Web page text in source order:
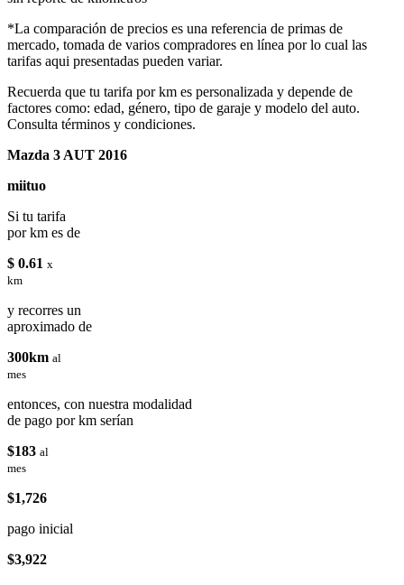
*La comparación de precios es una referencia de primas de
mercado, tomada de varios compradores en línea por lo cual las
tarifas aqui presentadas pueden variar.
Recuerda que tu tarifa por km es personalizada y depende de
factores como: edad, género, tipo de garaje y modelo del auto.
Consulta términos y condiciones.
Mazda 3 AUT 2016
miituo
Si tu tarifa
por km es de
$ 0.61 x
km
y recorres un
aproximado de
300km al
mes
entonces, con nuestra modalidad
de pago por km serían
$183 al
mes
$1,726
pago inicial
$3,922